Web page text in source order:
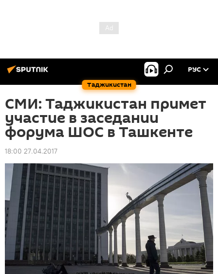
Таджикистан
РУС
СМИ: Таджикистан примет
участие в заседании
форума ШОС в Ташкенте
18:00 27.04.2017